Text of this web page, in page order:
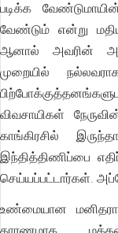
படிக்க
வேண்டும் என்று
ஆனால் அவரின்
முறையில்
விவசாயிகள்
காங்கிரசில்
இந்தித்திணிப்பை
செய்யப்பட்டார்கள்.
உண்மையான